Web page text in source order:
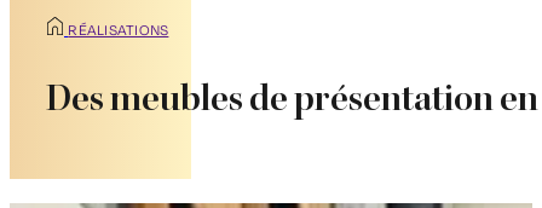
RÉALISATIONS
Des meubles de présentation